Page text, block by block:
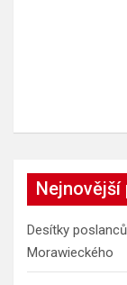
Nejnovější
Desítky
Morawieckého